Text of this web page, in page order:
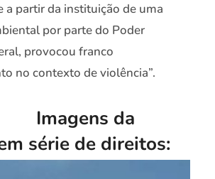
a partir da instituição de uma
por parte do Poder
provocou franco
no contexto de violência”.
da
série de direitos: